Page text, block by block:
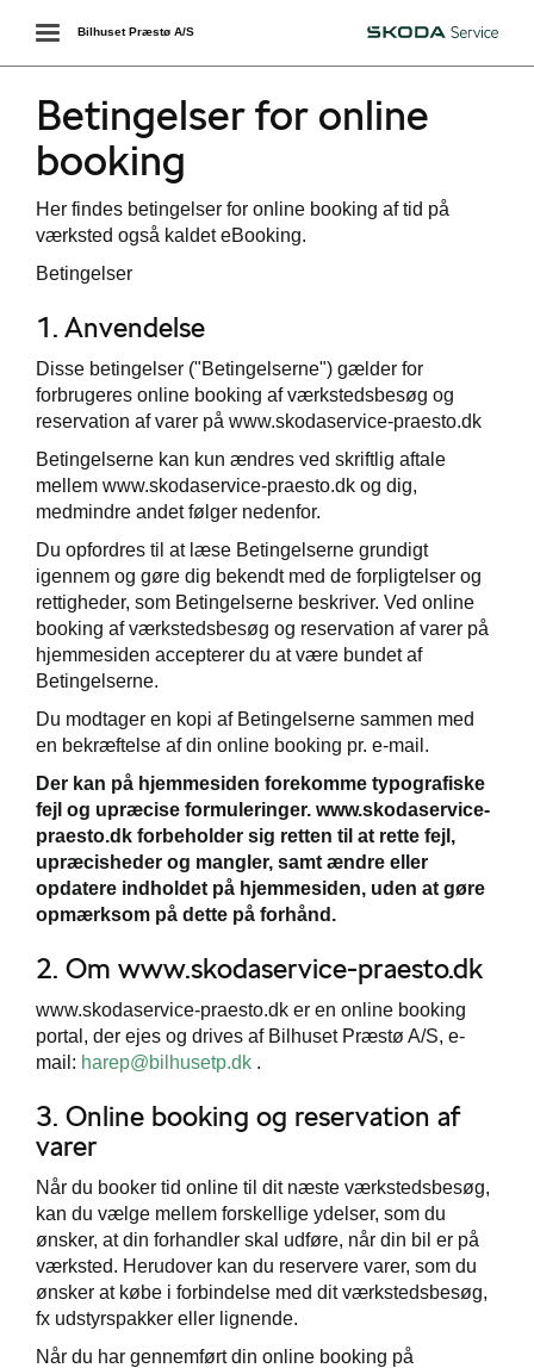
Toggle
navigation
Škoda
Bilhuset Præstø A/S
Betingelser for online
booking
Her findes betingelser for online booking af tid på
værksted også kaldet eBooking.
Betingelser
1. Anvendelse
Disse betingelser ("Betingelserne") gælder for
forbrugeres online booking af værkstedsbesøg og
reservation af varer på www.skodaservice-praesto.dk
Betingelserne kan kun ændres ved skriftlig aftale
mellem www.skodaservice-praesto.dk og dig,
medmindre andet følger nedenfor.
Du opfordres til at læse Betingelserne grundigt
igennem og gøre dig bekendt med de forpligtelser og
rettigheder, som Betingelserne beskriver. Ved online
booking af værkstedsbesøg og reservation af varer på
hjemmesiden accepterer du at være bundet af
Betingelserne.
Du modtager en kopi af Betingelserne sammen med
en bekræftelse af din online booking pr. e-mail.
Der kan på hjemmesiden forekomme typografiske
fejl og upræcise formuleringer. www.skodaservice-
praesto.dk forbeholder sig retten til at rette fejl,
upræcisheder og mangler, samt ændre eller
opdatere indholdet på hjemmesiden, uden at gøre
opmærksom på dette på forhånd.
2. Om www.skodaservice-praesto.dk
www.skodaservice-praesto.dk er en online booking
portal, der ejes og drives af Bilhuset Præstø A/S, e-
mail: harep@bilhusetp.dk .
3. Online booking og reservation af
varer
Når du booker tid online til dit næste værkstedsbesøg,
kan du vælge mellem forskellige ydelser, som du
ønsker, at din forhandler skal udføre, når din bil er på
værksted. Herudover kan du reservere varer, som du
ønsker at købe i forbindelse med dit værkstedsbesøg,
fx udstyrspakker eller lignende.
Når du har gennemført din online booking på